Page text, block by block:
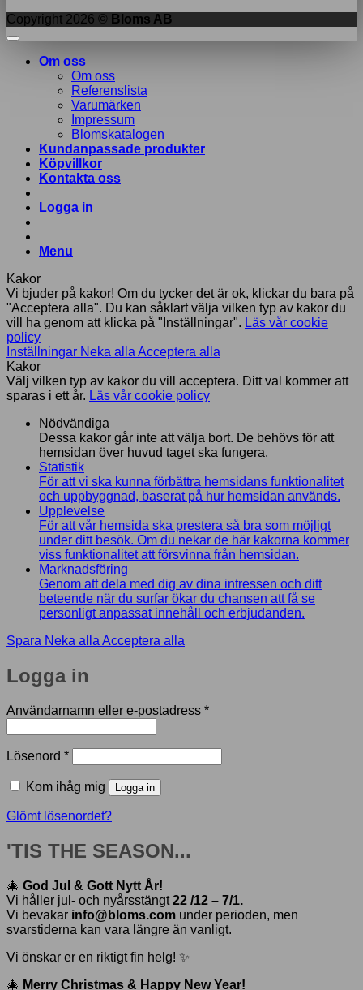
Copyright 2026 © Bloms AB
Om oss
Om oss
Referenslista
Varumärken
Impressum
Blomskatalogen
Kundanpassade produkter
Köpvillkor
Kontakta oss
Logga in
Menu
Kakor
Vi bjuder på kakor! Om du tycker det är ok, klickar du bara på
"Acceptera alla". Du kan såklart välja vilken typ av kakor du
vill ha genom att klicka på "Inställningar". Läs vår cookie
policy
Inställningar Neka alla Acceptera alla
Kakor
Välj vilken typ av kakor du vill acceptera. Ditt val kommer att
sparas i ett år. Läs vår cookie policy
Nödvändiga
Dessa kakor går inte att välja bort. De behövs för att
hemsidan över huvud taget ska fungera.
Statistik
För att vi ska kunna förbättra hemsidans funktionalitet
och uppbyggnad, baserat på hur hemsidan används.
Upplevelse
För att vår hemsida ska prestera så bra som möjligt
under ditt besök. Om du nekar de här kakorna kommer
viss funktionalitet att försvinna från hemsidan.
Marknadsföring
Genom att dela med dig av dina intressen och ditt
beteende när du surfar ökar du chansen att få se
personligt anpassat innehåll och erbjudanden.
Spara Neka alla Acceptera alla
Logga in
Användarnamn eller e-postadress *Obligatoriskt
Lösenord *Obligatoriskt
Kom ihåg mig Logga in
Glömt lösenordet?
'TIS THE SEASON...
🎄 God Jul & Gott Nytt År!
Vi håller jul- och nyårsstängt22 /12 – 7/1.
Vi bevakar info@bloms.com under perioden, men
svarstiderna kan vara längre än vanligt.
Vi önskar er en riktigt fin helg! ✨
🎄 Merry Christmas & Happy New Year!